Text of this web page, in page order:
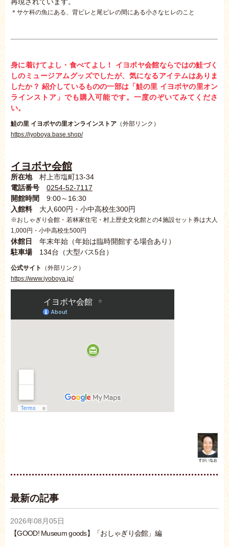
＊サケ科の魚にある、背ビレと尾ビレの間にある小さなヒレのこと
身に着けてよし・食べてよし！ イヨボヤ会館ならではの鮭づく
しのミュージアムグッズでしたが、気になるアイテムはありま
したか？ 紹介しているものの一部は「鮭の里 イヨボヤの里オン
ラインストア」でも購入可能です。一度のぞいてみてくださ
い。
鮭の里 イヨボヤの里オンラインストア （外部リンク）
https://iyoboya.base.shop/
イヨボヤ会館
所在地村上市塩町13-34
電話番号
0254-52-7117
開館時間
9:00～16:30
入館料大人600円・小中高校生300円
※おしゃぎり会館・若林家住宅・村上歴史文化館との4施設セット券は大人
1,000円・小中高校生500円
休館日
年末年始（年始は臨時開館する場合あり）
駐車場134台（大型バス5台）
公式サイト
（外部リンク）
https://www.iyoboya.jp/
最新の記事
2026年08月05日
【GOOD! Museum goods】「おしゃぎり会館」編